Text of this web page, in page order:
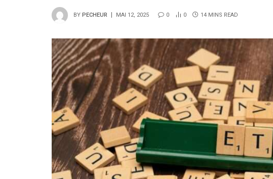
BY PECHEUR MAI 12, 2025 0 0 14 MINS READ